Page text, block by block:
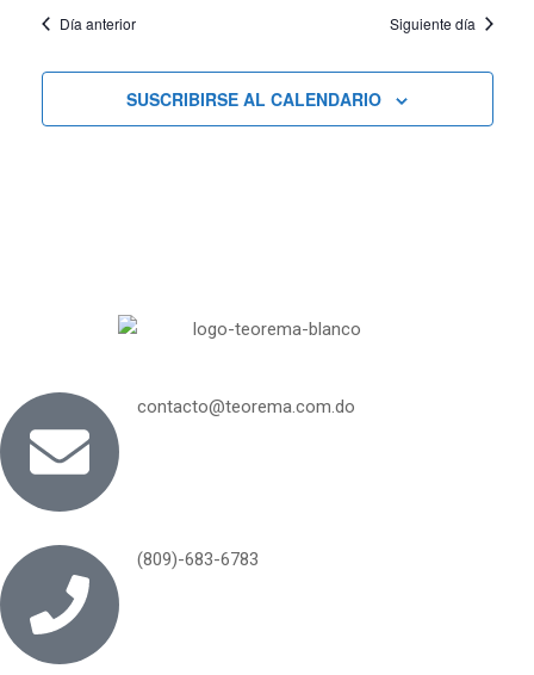
de
Cursos
Día anterior Siguiente día
SUSCRIBIRSE AL CALENDARIO
contacto@teorema.com.do
(809)-683-6783